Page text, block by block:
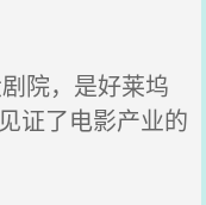
院，是好莱坞
证了电影产业的